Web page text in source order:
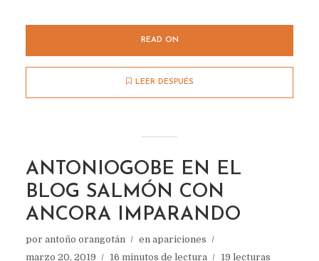
READ ON
LEER DESPUÉS
ANTONIOGOBE EN EL
BLOG SALMÓN CON
ANCORA IMPARANDO
por antoño orangotán en apariciones
marzo 20, 2019
16 minutos de lectura 19 lecturas